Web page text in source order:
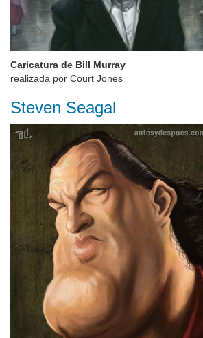
Caricatura de Bill Murray
realizada por Court Jones
Steven Seagal